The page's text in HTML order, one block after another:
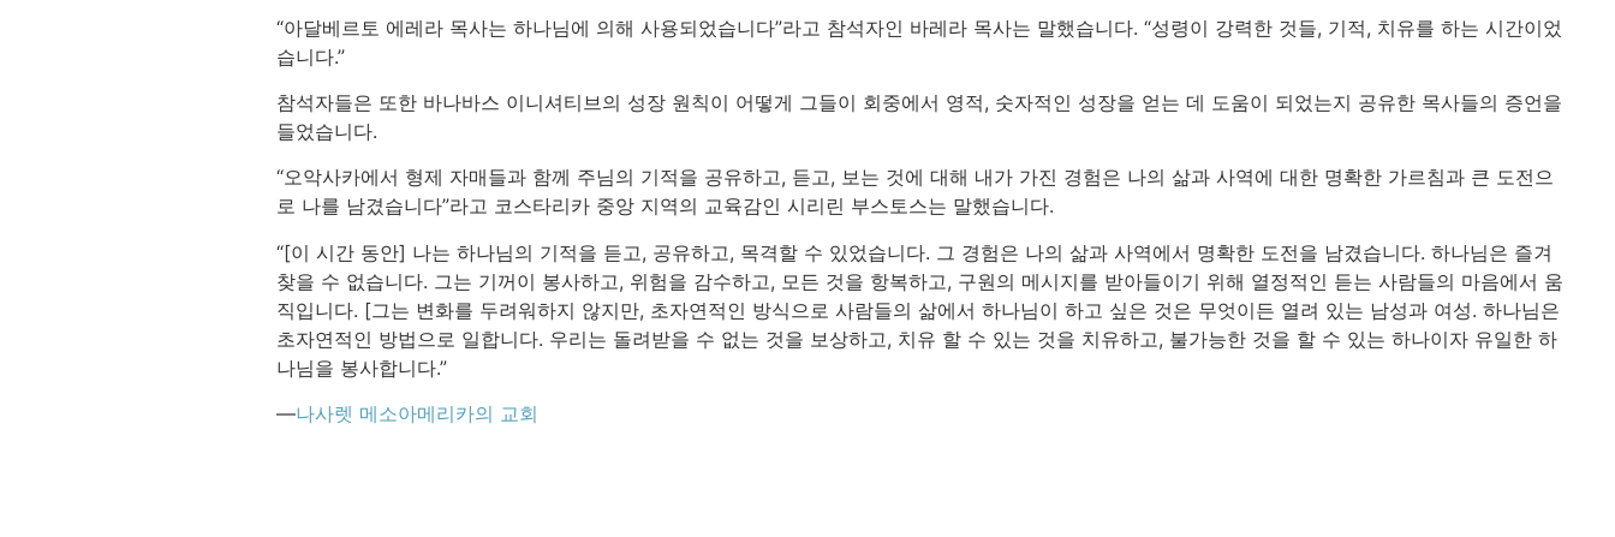
“아달베르토 에레라 목사는 하나님에 의해 사용되었습니다”라고 참석자인 바레라 목사는 말했습니다. “성령이 강력한 것들, 기적, 치유를 하는 시간이었
습니다.”
참석자들은 또한 바나바스 이니셔티브의 성장 원칙이 어떻게 그들이 회중에서 영적, 숫자적인 성장을 얻는 데 도움이 되었는지 공유한 목사들의 증언을
들었습니다.
“오악사카에서 형제 자매들과 함께 주님의 기적을 공유하고, 듣고, 보는 것에 대해 내가 가진 경험은 나의 삶과 사역에 대한 명확한 가르침과 큰 도전으
로 나를 남겼습니다”라고 코스타리카 중앙 지역의 교육감인 시리린 부스토스는 말했습니다.
“[이 시간 동안] 나는 하나님의 기적을 듣고, 공유하고, 목격할 수 있었습니다. 그 경험은 나의 삶과 사역에서 명확한 도전을 남겼습니다. 하나님은 즐겨
찾을 수 없습니다. 그는 기꺼이 봉사하고, 위험을 감수하고, 모든 것을 항복하고, 구원의 메시지를 받아들이기 위해 열정적인 듣는 사람들의 마음에서 움
직입니다. [그는 변화를 두려워하지 않지만, 초자연적인 방식으로 사람들의 삶에서 하나님이 하고 싶은 것은 무엇이든 열려 있는 남성과 여성. 하나님은
초자연적인 방법으로 일합니다. 우리는 돌려받을 수 없는 것을 보상하고, 치유 할 수 있는 것을 치유하고, 불가능한 것을 할 수 있는 하나이자 유일한 하
나님을 봉사합니다.”
—나사렛 메소아메리카의 교회